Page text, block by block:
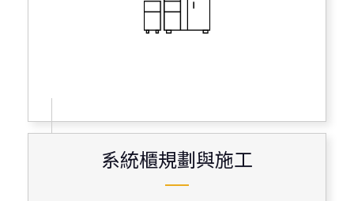
系統櫃規劃與施工
系統櫃規劃與施工